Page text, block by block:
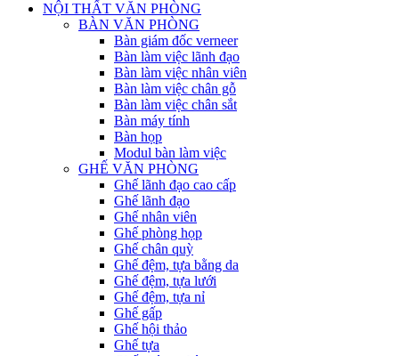
NỘI THẤT VĂN PHÒNG
BÀN VĂN PHÒNG
Bàn giám đốc verneer
Bàn làm việc lãnh đạo
Bàn làm việc nhân viên
Bàn làm việc chân gỗ
Bàn làm việc chân sắt
Bàn máy tính
Bàn họp
Modul bàn làm việc
GHẾ VĂN PHÒNG
Ghế lãnh đạo cao cấp
Ghế lãnh đạo
Ghế nhân viên
Ghế phòng họp
Ghế chân quỳ
Ghế đệm, tựa bằng da
Ghế đệm, tựa lưới
Ghế đệm, tựa nỉ
Ghế gấp
Ghế hội thảo
Ghế tựa